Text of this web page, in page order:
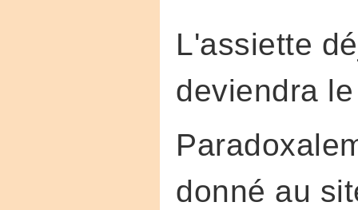
L'assiette
deviendra
donné au